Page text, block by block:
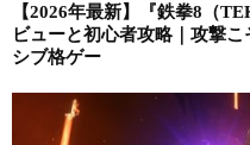
【2026年最新】『鉄拳8（
ビューと初心者攻略｜攻撃
シブ格ゲー